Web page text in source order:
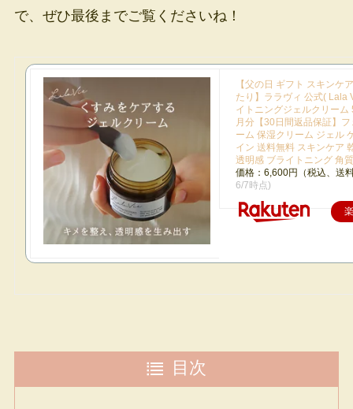
で、ぜひ最後までご覧くださいね！
【父の日 ギフト スキンケ
たり】ララヴィ 公式( Lala
イトニングジェルクリーム
月分【30日間返品保証】
ーム 保湿クリーム ジェル
イン 送料無料 スキンケア
透明感 ブライトニング 角質
価格：6,600円（税込、送
6/7時点)
目次